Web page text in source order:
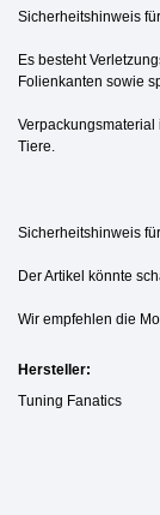
Sicherheitshinweis
Es besteht
Folienkanten sowie
Tiere.
Sicherheitshinweis
Der Artikel könnte
Wir empfehlen die
Hersteller:
Tuning Fanatics